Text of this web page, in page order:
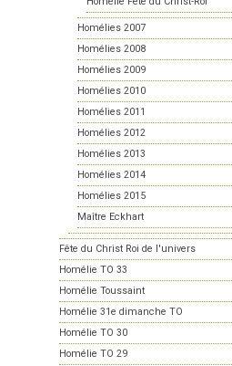
Homélies 2007
Homélies 2008
Homélies 2009
Homélies 2010
Homélies 2011
Homélies 2012
Homélies 2013
Homélies 2014
Homélies 2015
Maître Eckhart
Fête du Christ Roi de l'univers
Homélie TO 33
Homélie Toussaint
Homélie 31e dimanche TO
Homélie TO 30
Homélie TO 29